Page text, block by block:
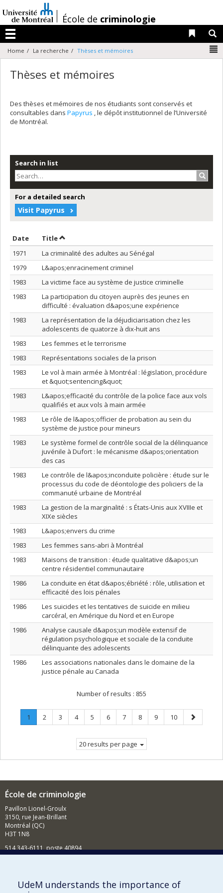
au
contenu
/École de criminologie
Menu
Liens
Home La recherche Thèses et mémoires
Thèses et mémoires
Des thèses et mémoires de nos étudiants sont conservés et
consultables dans Papyrus , le dépôt institutionnel de l’Université
de Montréal.
Search in list
For a detailed search
Visit Papyrus
Date Sort by date in descending order
TitleSort by title in descending order
1971
La criminalité des adultes au Sénégal
1979
L&apos;enracinement criminel
1983
La victime face au système de justice criminelle
1983
La participation du citoyen auprès des jeunes en
difficulté : évaluation d&apos;une expérience
1983
La représentation de la déjudiciarisation chez les
adolescents de quatorze à dix-huit ans
1983
Les femmes et le terrorisme
1983
Représentations sociales de la prison
1983
Le vol à main armée à Montréal : législation, procédure
et &quot;sentencing&quot;
1983
L&apos;efficacité du contrôle de la police face aux vols
qualifiés et aux vols à main armée
1983
Le rôle de l&apos;officier de probation au sein du
système de justice pour mineurs
1983
Le système formel de contrôle social de la délinquance
juvénile à Dufort : le mécanisme d&apos;orientation
des cas
1983
Le contrôle de l&apos;inconduite policière : étude sur le
processus du code de déontologie des policiers de la
commanuté urbaine de Montréal
1983
La gestion de la marginalité : s États-Unis aux XVIIIe et
XIXe siècles
1983
L&apos;envers du crime
1983
Les femmes sans-abri à Montréal
1983
Maisons de transition : étude qualitative d&apos;un
centre résidentiel communautaire
1986
La conduite en état d&apos;ébriété : rôle, utilisation et
efficacité des lois pénales
1986
Les suicides et les tentatives de suicide en milieu
carcéral, en Amérique du Nord et en Europe
1986
Analyse causale d&apos;un modèle extensif de
régulation psychologique et sociale de la conduite
délinquante des adolescents
1986
Les associations nationales dans le domaine de la
justice pénale au Canada
Number of results : 855
Page
1
Current
Page
2 Page
3 Page
4 Page
5 Page
6 Page
7 Page
8 Page
9 Page
10
Next
page
20 results per page
École de criminologie
Pavillon Lionel-Groulx
3150, rue Jean-Brillant
Montréal (QC)
H3T 1N8
514 343-6111, poste 40894
Comment soutenir l'École?
UdeM understands the importance of